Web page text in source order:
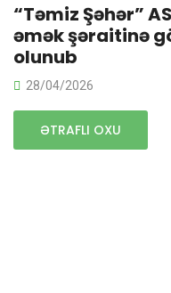
“Təmiz Şəhər”
əmək şəraitinə
olunub
28/04/2026
ƏTRAFLI OXU